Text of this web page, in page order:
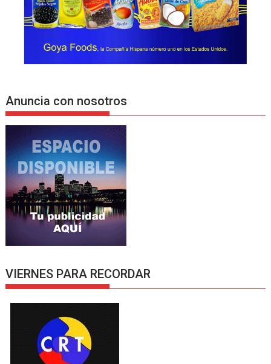
Anuncia con nosotros
VIERNES PARA RECORDAR